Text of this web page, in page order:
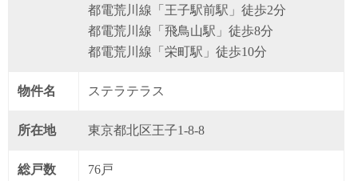
都電荒川線「王子駅前駅」徒歩2分
都電荒川線「飛鳥山駅」徒歩8分
都電荒川線「栄町駅」徒歩10分
物件名 ステラテラス
所在地 東京都北区王子1-8-8
総戸数 76戸